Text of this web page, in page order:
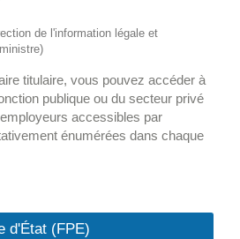
de l'information légale et
titulaire, vous pouvez accéder à
publique ou du secteur privé
accessibles par
énumérées dans chaque
d'État (FPE)